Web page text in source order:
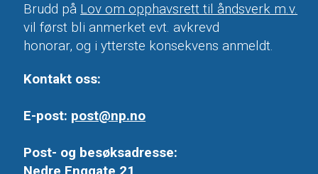
Brudd på Lov om opphavsrett til åndsverk m.v.
vil først bli anmerket evt. avkrevd
honorar, og i ytterste konsekvens anmeldt.
Kontakt oss:
E-post: post@np.no
Post- og besøksadresse: